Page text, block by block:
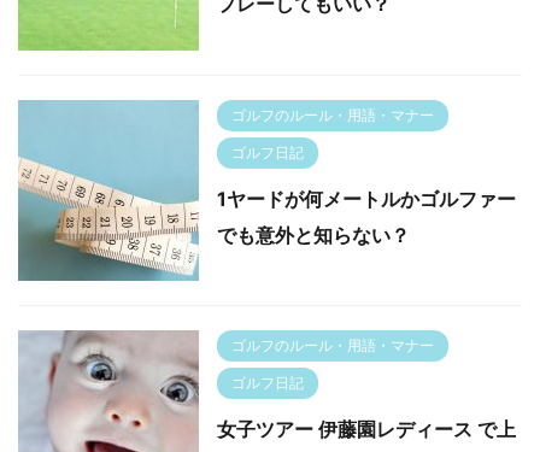
ゴルフのルール・用語・マナー
ゴルフ日記
1ヤードが何メートルかゴルファー
でも意外と知らない？
ゴルフのルール・用語・マナー
ゴルフ日記
女子ツアー 伊藤園レディース で上